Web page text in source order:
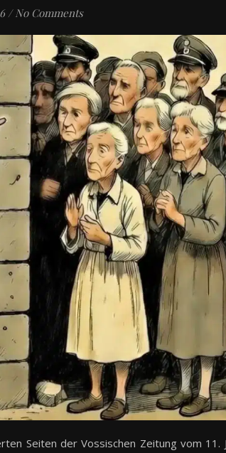
/ No Comments
Seiten der Vossischen Zeitung vom 11.